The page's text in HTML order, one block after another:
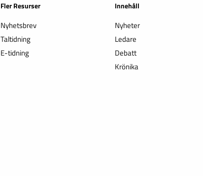
Fler Resurser
Nyhetsbrev
Taltidning
E-tidning
Innehåll
Nyheter
Ledare
Debatt
Krönika